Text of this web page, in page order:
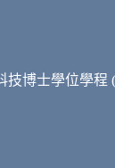
技博士學位學程